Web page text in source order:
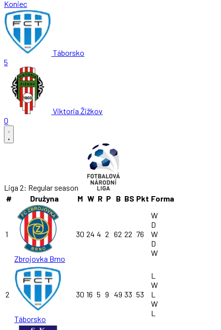
Koniec
Táborsko
5
Viktoria Žižkov
0
Liga 2: Regular season
#
Drużyna M W R P B BS Pkt Forma
1
Zbrojovka Brno
30 24 4 2 62 22 76
W
D
W
D
W
2
Táborsko
30 16 5 9 49 33 53
L
W
L
W
L